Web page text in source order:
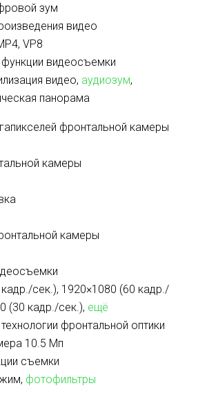
зум
видео
VP8
видеосъемки
видео, аудиозум,
панорама
фронтальной камеры
камеры
камеры
сек.), 1920×1080 (60 кадр./
(30 кадр./сек.), ещё
фронтальной оптики
10.5 Мп
съемки
фотофильтры